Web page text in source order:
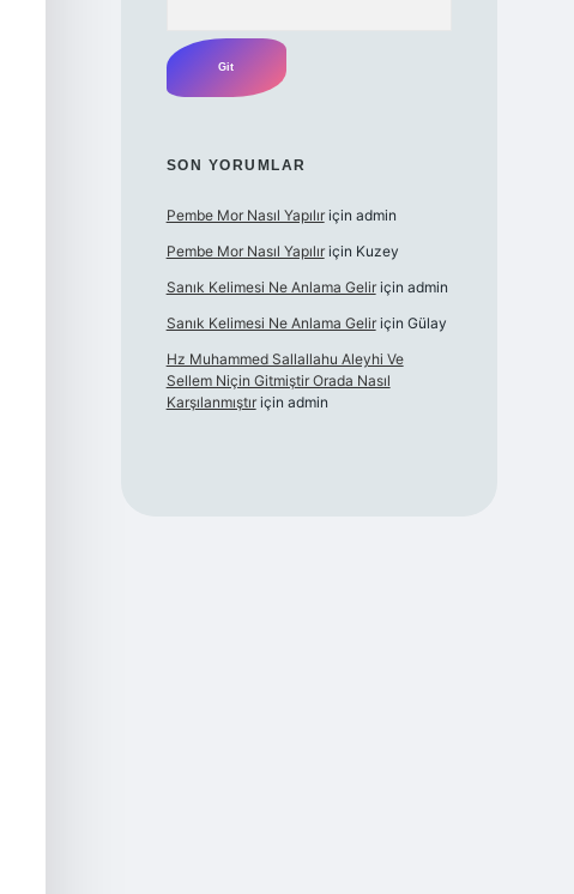
SON YORUMLAR
Pembe Mor Nasıl Yapılıriçin admin
Pembe Mor Nasıl Yapılıriçin Kuzey
Sanık Kelimesi Ne Anlama Geliriçin admin
Sanık Kelimesi Ne Anlama Geliriçin Gülay
Hz Muhammed Sallallahu Aleyhi Ve
Sellem Niçin Gitmiştir Orada Nasıl
Karşılanmıştıriçin admin